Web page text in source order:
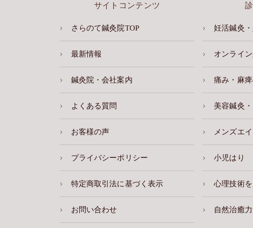
サイトコンテンツ
さらのて鍼灸院TOP
最新情報
鍼灸院・会社案内
よくある質問
お客様の声
プライバシーポリシー
特定商取引法に基づく表示
お問い合わせ
妊活鍼灸
オンライ
痛み・麻
美容鍼灸
メンズエ
小児はり
心理技術
自然治癒